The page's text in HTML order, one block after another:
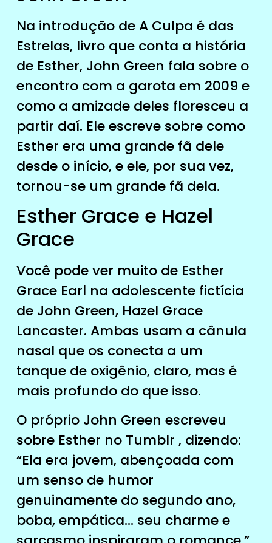
Na introdução de A Culpa é das
Estrelas, livro que conta a história
de Esther, John Green fala sobre o
encontro com a garota em 2009 e
como a amizade deles floresceu a
partir daí. Ele escreve sobre como
Esther era uma grande fã dele
desde o início, e ele, por sua vez,
tornou-se um grande fã dela.
Esther Grace e Hazel
Grace
Você pode ver muito de Esther
Grace Earl na adolescente fictícia
de John Green, Hazel Grace
Lancaster. Ambas usam a cânula
nasal que os conecta a um
tanque de oxigênio, claro, mas é
mais profundo do que isso.
O próprio John Green escreveu
sobre Esther no Tumblr , dizendo:
“Ela era jovem, abençoada com
um senso de humor
genuinamente do segundo ano,
boba, empática… seu charme e